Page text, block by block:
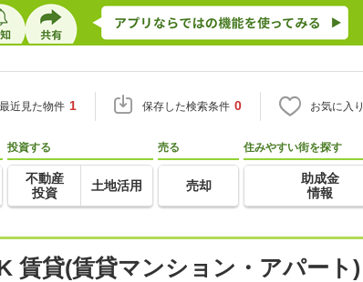
最近見た物件 1 保存した検索条件 0 お気に入り
投資する
不動産
投資
土地活用
売る
売却
住みやすい街を探す
助成金
情報
賃貸(賃貸マンション・アパート)